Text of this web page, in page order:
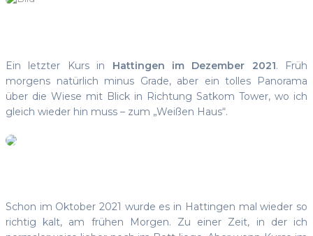
Ein letzter Kurs in Hattingen im Dezember 2021. Früh
morgens natürlich minus Grade, aber ein tolles Panorama
über die Wiese mit Blick in Richtung Satkom Tower, wo ich
gleich wieder hin muss – zum „Weißen Haus“.
Schon im Oktober 2021 wurde es in Hattingen mal wieder so
richtig kalt, am frühen Morgen. Zu einer Zeit, in der ich